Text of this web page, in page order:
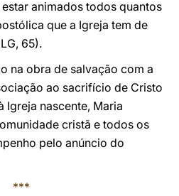
animados todos quantos
que a Igreja tem de
65).
na obra de salvação com a
ao sacrifício de Cristo
Igreja nascente, Maria
cristã e todos os
pelo anúncio do
***